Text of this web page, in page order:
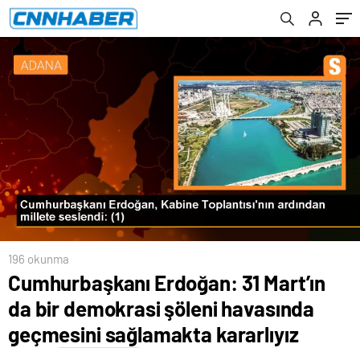
sağlamakta kararlıyız
196 okunma
Cumhurbaşkanı Erdoğan: 31 Mart’ın
da bir demokrasi şöleni havasında
geçmesini sağlamakta kararlıyız